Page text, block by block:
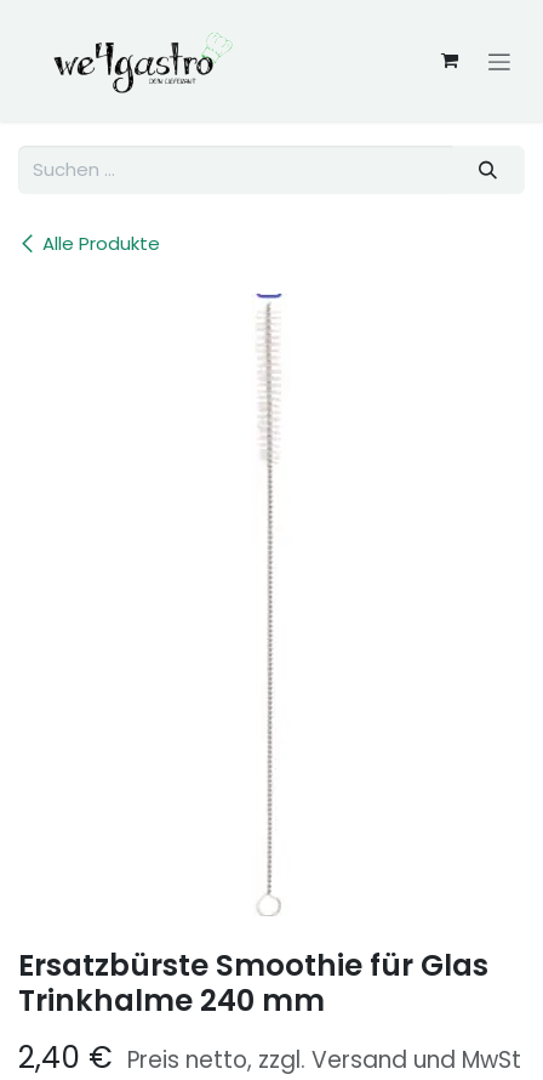
Alle Produkte
Ersatzbürste Smoothie für Glas
Trinkhalme 240 mm
2,40 € Preis netto, zzgl. Versand und MwSt